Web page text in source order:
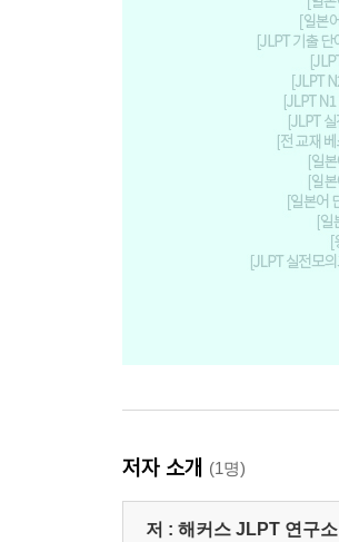
저자 소개 (1명)
저 : 해커스 JLPT 연구소